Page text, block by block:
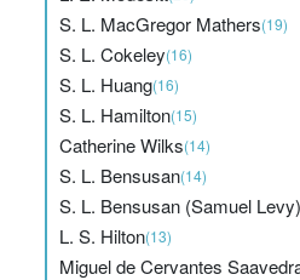
S. L. MacGregor Mathers(19)
S. L. Cokeley(16)
S. L. Huang(16)
S. L. Hamilton(15)
Catherine Wilks(14)
S. L. Bensusan(14)
S. L. Bensusan (Samuel Levy)
L. S. Hilton(13)
Miguel de Cervantes